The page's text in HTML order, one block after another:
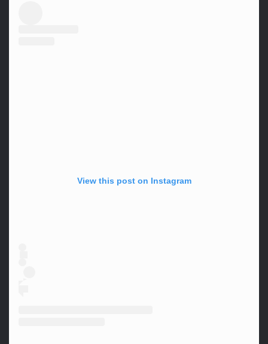
View this post on Instagram